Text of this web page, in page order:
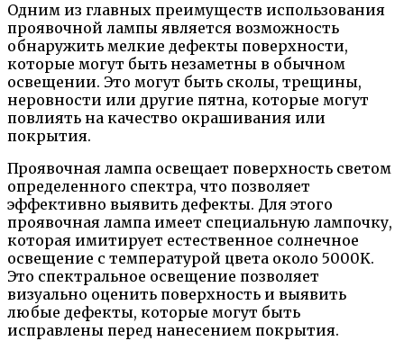
Одним из главных преимуществ использования
проявочной лампы является возможность
обнаружить мелкие дефекты поверхности,
которые могут быть незаметны в обычном
освещении. Это могут быть сколы, трещины,
неровности или другие пятна, которые могут
повлиять на качество окрашивания или
покрытия.
Проявочная лампа освещает поверхность светом
определенного спектра, что позволяет
эффективно выявить дефекты. Для этого
проявочная лампа имеет специальную лампочку,
которая имитирует естественное солнечное
освещение с температурой цвета около 5000K.
Это спектральное освещение позволяет
визуально оценить поверхность и выявить
любые дефекты, которые могут быть
исправлены перед нанесением покрытия.